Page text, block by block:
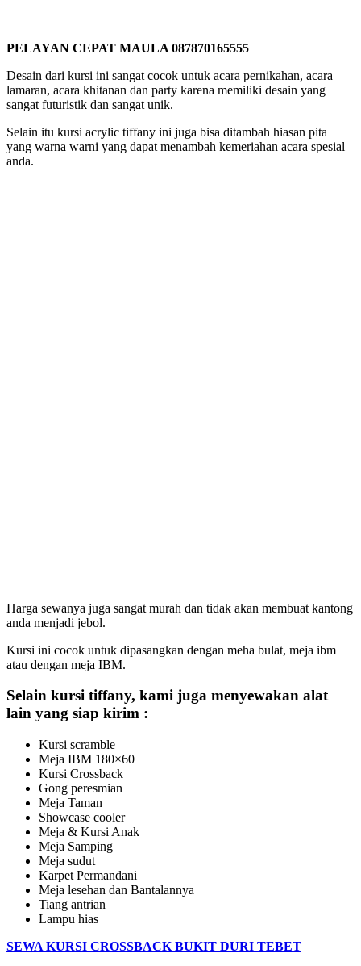
PELAYAN CEPAT MAULA 087870165555
Desain dari kursi ini sangat cocok untuk acara pernikahan, acara
lamaran, acara khitanan dan party karena memiliki desain yang
sangat futuristik dan sangat unik.
Selain itu kursi acrylic tiffany ini juga bisa ditambah hiasan pita
yang warna warni yang dapat menambah kemeriahan acara spesial
anda.
Harga sewanya juga sangat murah dan tidak akan membuat kantong
anda menjadi jebol.
Kursi ini cocok untuk dipasangkan dengan meha bulat, meja ibm
atau dengan meja IBM.
Selain kursi tiffany, kami juga menyewakan alat
lain yang siap kirim :
Kursi scramble
Meja IBM 180×60
Kursi Crossback
Gong peresmian
Meja Taman
Showcase cooler
Meja & Kursi Anak
Meja Samping
Meja sudut
Karpet Permandani
Meja lesehan dan Bantalannya
Tiang antrian
Lampu hias
SEWA KURSI CROSSBACK BUKIT DURI TEBET